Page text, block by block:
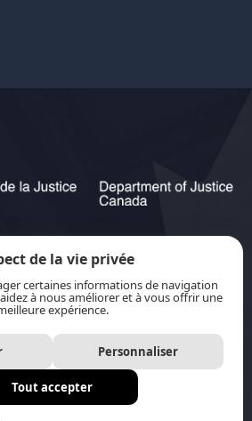
par le ministère de la
dans le cadre duPlan
langues officielles 2023-2028 :
collaboration.
de la vie privée
certaines informations de navigation
à nous améliorer et à vous offrir une
expérience.
Personnaliser
Tout accepter